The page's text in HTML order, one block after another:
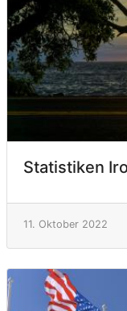
Statistiken
11. Oktober 2022